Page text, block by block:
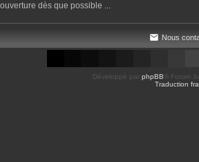
dès que possible ...
Nous
Développé par phpBB ® Forum
Traduction